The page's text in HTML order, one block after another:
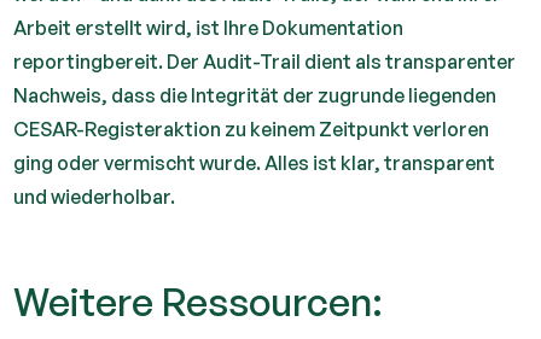
Arbeit erstellt wird, ist Ihre Dokumentation
reportingbereit. Der Audit-Trail dient als transparenter
Nachweis, dass die Integrität der zugrunde liegenden
CESAR-Registeraktion zu keinem Zeitpunkt verloren
ging oder vermischt wurde. Alles ist klar, transparent
und wiederholbar.
Weitere Ressourcen: